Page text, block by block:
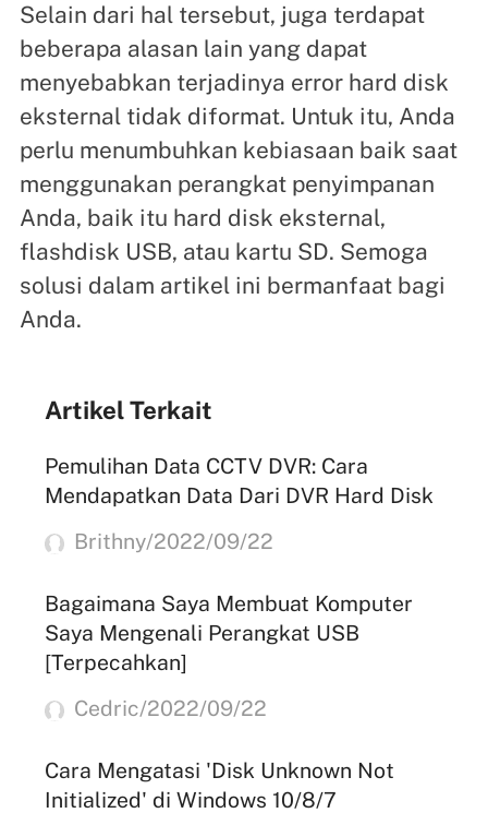
Selain dari hal tersebut, juga terdapat
beberapa alasan lain yang dapat
menyebabkan terjadinya error hard disk
eksternal tidak diformat. Untuk itu, Anda
perlu menumbuhkan kebiasaan baik saat
menggunakan perangkat penyimpanan
Anda, baik itu hard disk eksternal,
flashdisk USB, atau kartu SD. Semoga
solusi dalam artikel ini bermanfaat bagi
Anda.
Artikel Terkait
Pemulihan Data CCTV DVR: Cara
Mendapatkan Data Dari DVR Hard Disk
Brithny/2022/09/22
Bagaimana Saya Membuat Komputer
Saya Mengenali Perangkat USB
[Terpecahkan]
Cedric/2022/09/22
Cara Mengatasi 'Disk Unknown Not
Initialized' di Windows 10/8/7